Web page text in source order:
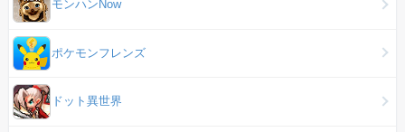
モンハンNow
ポケモンフレンズ
ドット異世界